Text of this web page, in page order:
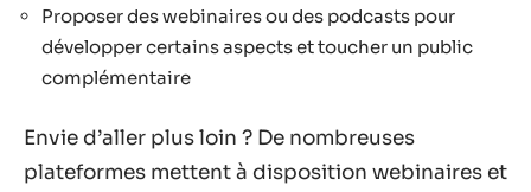
Proposer des webinaires ou des podcasts pour
développer certains aspects et toucher un public
complémentaire
Envie d’aller plus loin ? De nombreuses
plateformes mettent à disposition webinaires et